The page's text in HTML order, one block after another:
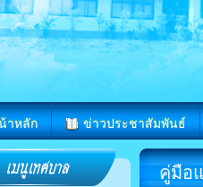
าหลัก ข่าวประชาสัมพันธ์
คู่มือ